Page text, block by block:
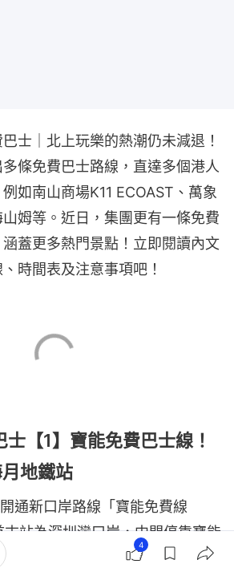
士｜北上玩樂的熱潮仍未減退！
條免費巴士路線，直達多個港人
如南山商場K11 ECOAST、萬象
姆等。近日，集團更有一條免費
蓋更多熱門景點！立即閱讀內文
時間表及注意事項吧！
【1】寶能免費巴士線！
地鐵站
通新口岸路線「寶能免費線
站為深圳灣口岸，中間停靠寶能
，從地鐵站亦可乘坐地鐵2號及8
4